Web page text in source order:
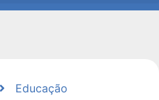
Educação